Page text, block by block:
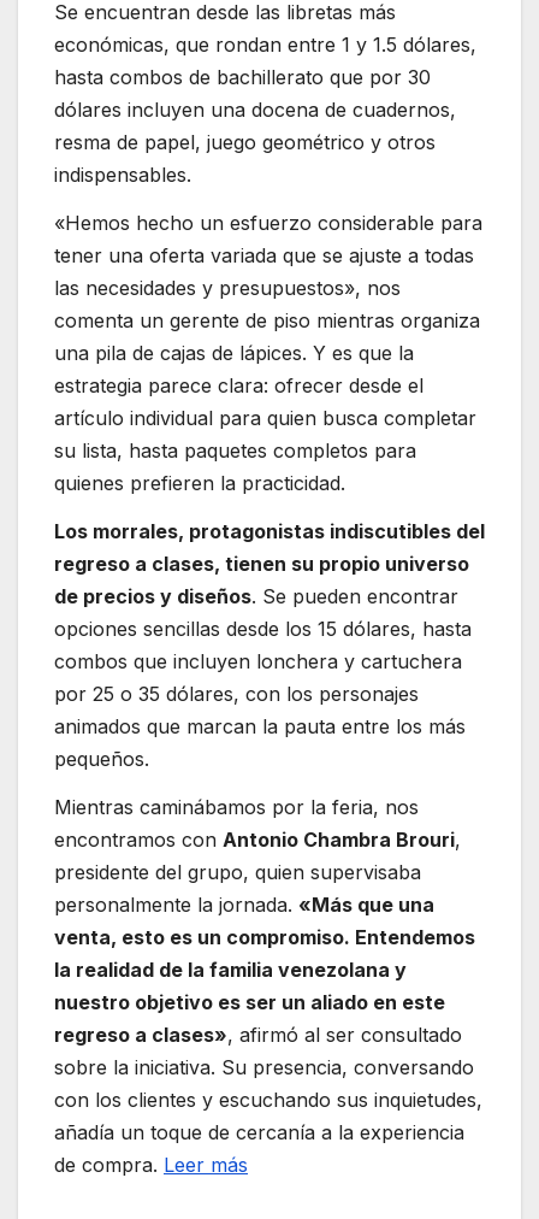
Se encuentran desde las libretas más
económicas, que rondan entre 1 y 1.5 dólares,
hasta combos de bachillerato que por 30
dólares incluyen una docena de cuadernos,
resma de papel, juego geométrico y otros
indispensables.
«Hemos hecho un esfuerzo considerable para
tener una oferta variada que se ajuste a todas
las necesidades y presupuestos», nos
comenta un gerente de piso mientras organiza
una pila de cajas de lápices. Y es que la
estrategia parece clara: ofrecer desde el
artículo individual para quien busca completar
su lista, hasta paquetes completos para
quienes prefieren la practicidad.
Los morrales, protagonistas indiscutibles del
regreso a clases, tienen su propio universo
de precios y diseños. Se pueden encontrar
opciones sencillas desde los 15 dólares, hasta
combos que incluyen lonchera y cartuchera
por 25 o 35 dólares, con los personajes
animados que marcan la pauta entre los más
pequeños.
Mientras caminábamos por la feria, nos
encontramos con Antonio Chambra Brouri,
presidente del grupo, quien supervisaba
personalmente la jornada. «Más que una
venta, esto es un compromiso. Entendemos
la realidad de la familia venezolana y
nuestro objetivo es ser un aliado en este
regreso a clases», afirmó al ser consultado
sobre la iniciativa. Su presencia, conversando
con los clientes y escuchando sus inquietudes,
añadía un toque de cercanía a la experiencia
de compra. Leer más